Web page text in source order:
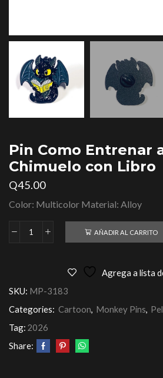
Pin Como Entrenar
Chimuelo con Libro
Q45.00
Color: Multicolor Material: Alloy
AÑADIR AL CARRITO
Agrega a lista
SKU: MP-3183
Categories: Cartoon, Monkey Pins,
Tag: 2026
Share: